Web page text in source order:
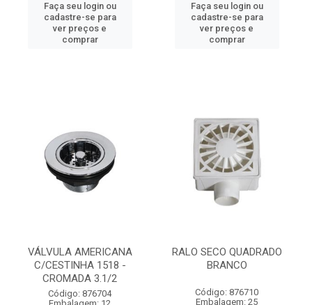
Faça seu login ou
cadastre-se para
ver preços e
comprar
Faça seu login ou
cadastre-se para
ver preços e
comprar
VÁLVULA AMERICANA
C/CESTINHA 1518 -
CROMADA 3.1/2
Código: 876704
RALO SECO QUADRADO
BRANCO
Código: 876710
Embalagem: 25